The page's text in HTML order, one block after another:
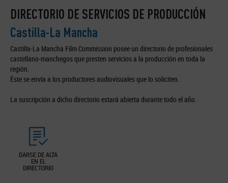
DIRECTORIO DE SERVICIOS DE PRODUCCIÓN
Castilla-La Mancha
Castilla-La Mancha Film Commission posee un directorio de profesionales
castellano-manchegos que presten servicios a la producción en toda la
región.
Éste se envía a los productores audiovisuales que lo soliciten.
La suscripción a dicho directorio estará abierta durante todo el año.
DARSE DE ALTA
EN EL
DIRECTORIO